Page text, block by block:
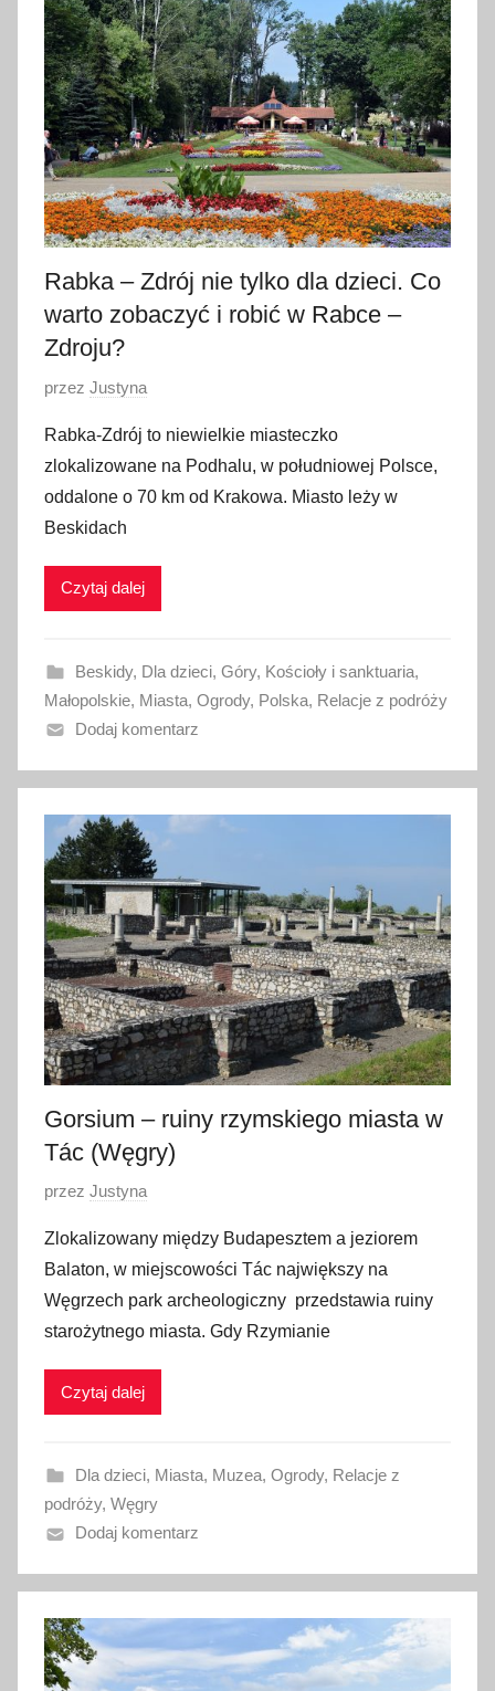
i
p
c
a
2
0
1
9
Rabka – Zdrój nie tylko dla dzieci. Co
warto zobaczyć i robić w Rabce –
Zdroju?
O
u
b
l
i
w
n
o
3
s
i
r
p
n
i
a
2
0
1
przez Justyna
Rabka-Zdrój to niewielkie miasteczko
zlokalizowane na Podhalu, w południowej Polsce,
oddalone o 70 km od Krakowa. Miasto leży w
Beskidach
Czytaj dalej
Beskidy, Dla dzieci, Góry, Kościoły i sanktuaria,
Małopolskie, Miasta, Ogrody, Polska, Relacje z podróży
Dodaj komentarz
Gorsium – ruiny rzymskiego miasta w
Tác (Węgry)
O
u
b
l
i
w
n
o
8
i
p
c
a
przez Justyna
Zlokalizowany między Budapesztem a jeziorem
Balaton, w miejscowości Tác największy na
Węgrzech park archeologiczny przedstawia ruiny
starożytnego miasta. Gdy Rzymianie
Czytaj dalej
Dla dzieci, Miasta, Muzea, Ogrody, Relacje z
podróży, Węgry
Dodaj komentarz